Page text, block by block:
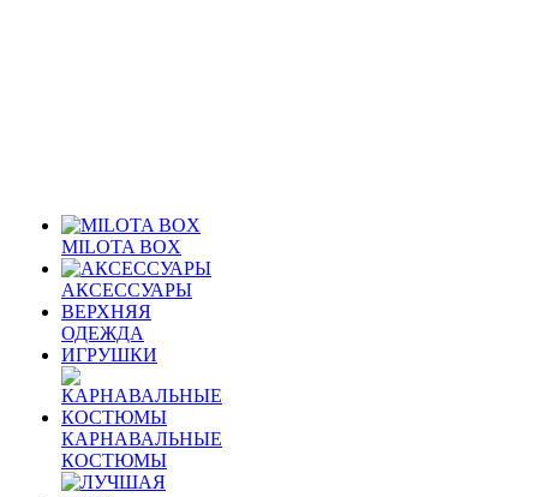
MILOTA BOX
АКСЕССУАРЫ
ВЕРХНЯЯ
ОДЕЖДА
ИГРУШКИ
КАРНАВАЛЬНЫЕ
КОСТЮМЫ